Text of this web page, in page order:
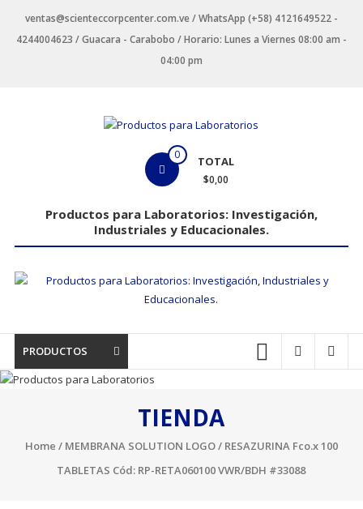
contenido
ventas@scienteccorpcenter.com.ve / WhatsApp (+58) 4121649522 -
4244004623 / Guacara - Carabobo / Horario: Lunes a Viernes 08:00 am -
04:00 pm
Laboratorios
Industriales
y
0 TOTAL
$0,00
Productos para Laboratorios: Investigación,
Industriales y Educacionales.
PRODUCTOS
TIENDA
Home / MEMBRANA SOLUTION LOGO/ RESAZURINA Fco.x 100
TABLETAS Cód: RP-RETA060100 VWR/BDH #33088